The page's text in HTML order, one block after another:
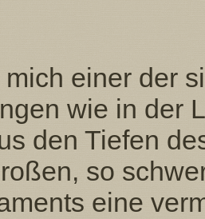
einer der
wie in der
den Tiefen
so
eine